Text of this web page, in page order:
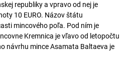
republiky a vpravo od nej je
10 EURO. Názov štátu
mincového poľa. Pod ním je
Kremnica je vľavo od letopočtu
návrhu mince Asamata Baltaeva je